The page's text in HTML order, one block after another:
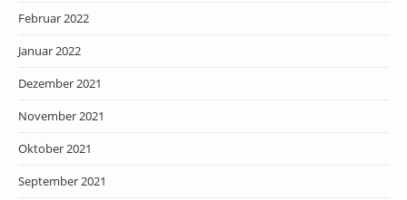
Februar 2022
Januar 2022
Dezember 2021
November 2021
Oktober 2021
September 2021